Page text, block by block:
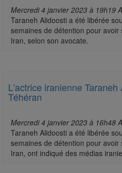
Mercredi 4 janvier 2023 à 19h19
Taraneh Alidoosti a été libérée
semaines de détention pour
Iran, selon son avocate.
L'actrice iranienne
Téhéran
Mercredi 4 janvier 2023 à 16h48
Taraneh Alidoosti a été libérée
semaines de détention pour
Iran, ont indiqué des médias